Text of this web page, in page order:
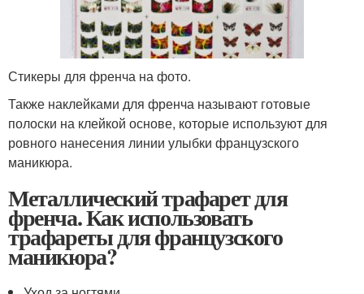
Стикеры для френча на фото.
Также наклейками для френча называют готовые
полоски на клейкой основе, которые используют для
ровного нанесения линии улыбки французского
маникюра.
Металлический трафарет для
френча. Как использовать
трафареты для французского
маникюра?